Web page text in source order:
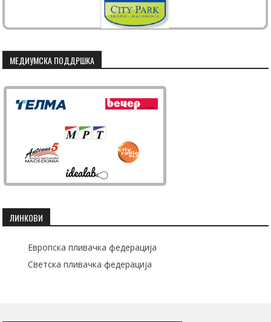
МЕДИУМСКА ПОДДРШКА
ЛИНКОВИ
Европска пливачка федерација
Светска пливачка федерација